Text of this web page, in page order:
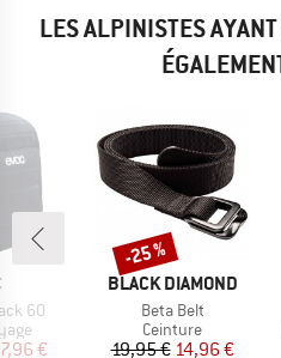
LES ALPINISTES
60
réduit
€
MARQUE
BLACK DIAMOND
Article
Beta Belt
Product group
Ceinture
Prix
19,95 €Prix réduit
14,96 €
Remise
-25 %